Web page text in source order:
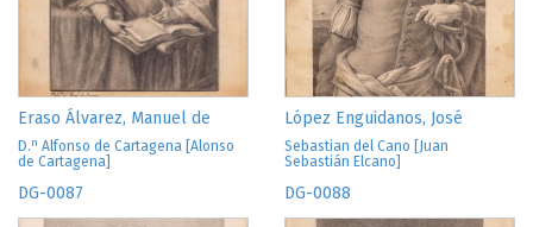
Eraso Álvarez, Manuel de
D. n Alfonso de Cartagena [Alonso
de Cartagena]
López Enguidanos, José
Sebastian del Cano [Juan
Sebastián Elcano]
DG-0087 DG-0088